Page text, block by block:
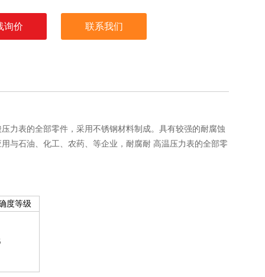
询价 联系我们
力表的全部零件，采用不锈钢材料制成。具有较强的耐腐蚀
与石油、化工、农药、等企业，耐腐耐 高温压力表的全部零
度等级